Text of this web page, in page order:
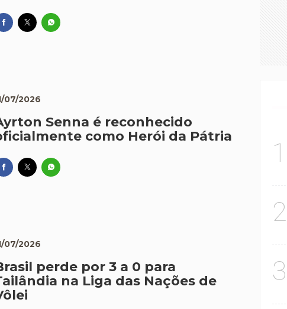
07/2026
Senna é reconhecido
como Herói da Pátria
07/2026
perde por 3 a 0 para
na Liga das Nações de
1
2
3